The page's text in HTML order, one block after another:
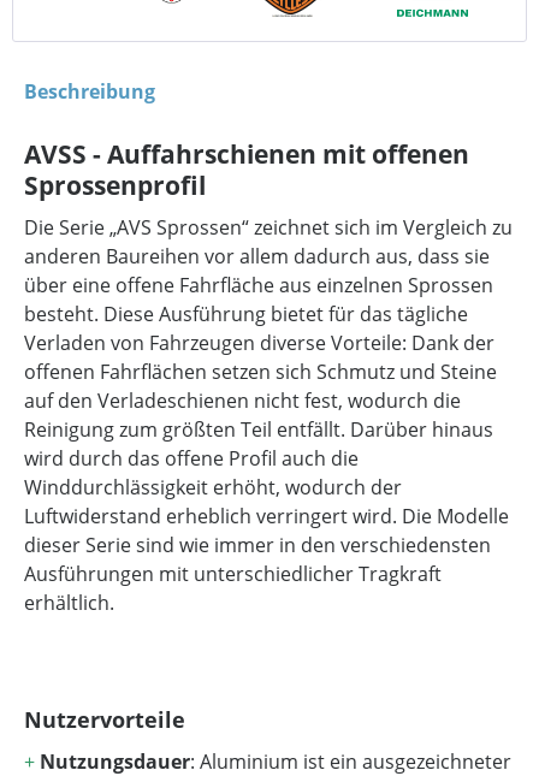
Beschreibung
AVSS - Auffahrschienen mit offenen
Sprossenprofil
Die Serie „AVS Sprossen“ zeichnet sich im Vergleich zu
anderen Baureihen vor allem dadurch aus, dass sie
über eine offene Fahrfläche aus einzelnen Sprossen
besteht. Diese Ausführung bietet für das tägliche
Verladen von Fahrzeugen diverse Vorteile: Dank der
offenen Fahrflächen setzen sich Schmutz und Steine
auf den Verladeschienen nicht fest, wodurch die
Reinigung zum größten Teil entfällt. Darüber hinaus
wird durch das offene Profil auch die
Winddurchlässigkeit erhöht, wodurch der
Luftwiderstand erheblich verringert wird. Die Modelle
dieser Serie sind wie immer in den verschiedensten
Ausführungen mit unterschiedlicher Tragkraft
erhältlich.
Nutzervorteile
+ Nutzungsdauer: Aluminium ist ein ausgezeichneter